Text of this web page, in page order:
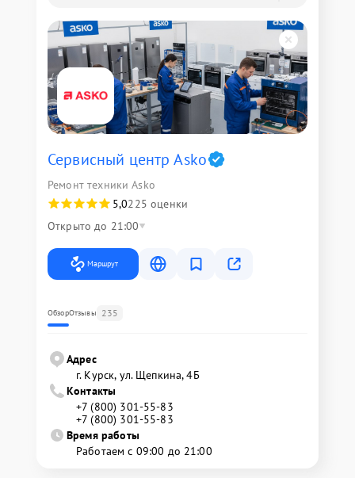
Сервисный центр Asko
Ремонт техники Asko
5,0225 оценки
Открыто до 21:00
Маршрут
ОбзорОтзывы 235
Адрес
г. Курск, ул. Щепкина, 4Б
Контакты
+7 (800) 301-55-83
+7 (800) 301-55-83
Время работы
Работаем с 09:00 до 21:00